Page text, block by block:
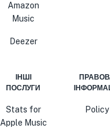
Amazon
Music
Deezer
ІНШІ
ПОСЛУГИ
Stats for
Apple Music
Policy